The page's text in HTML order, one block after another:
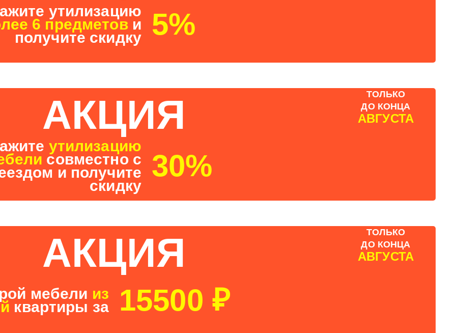
утилизацию
6 предметови
получите скидку 5%
АКЦИЯ
утилизацию
совместно с
и получите
скидку
30%
ТОЛЬКО
ДО КОНЦА
АВГУСТА
АКЦИЯ
мебели из
квартиры за 15500 ₽
ТОЛЬКО
ДО КОНЦА
АВГУСТА